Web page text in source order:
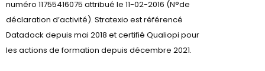
numéro 11755416075 attribué le 11-02-2016 (N°de
déclaration d’activité). Stratexio est référencé
Datadock depuis mai 2018 et certifié Qualiopi pour
les actions de formation depuis décembre 2021.